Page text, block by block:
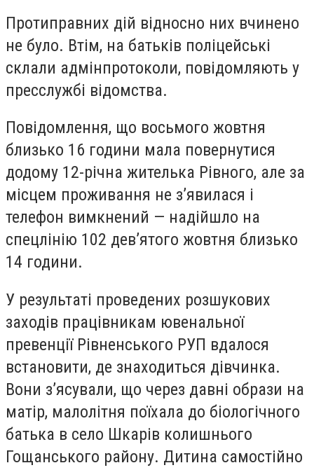
Протиправних дій відносно них вчинено
не було. Втім, на батьків поліцейські
склали адмінпротоколи, повідомляють у
пресслужбі відомства.
Повідомлення, що восьмого жовтня
близько 16 години мала повернутися
додому 12-річна жителька Рівного, але за
місцем проживання не з’явилася і
телефон вимкнений — надійшло на
спецлінію 102 дев’ятого жовтня близько
14 години.
У результаті проведених розшукових
заходів працівникам ювенальної
превенції Рівненського РУП вдалося
встановити, де знаходиться дівчинка.
Вони з’ясували, що через давні образи на
матір, малолітня поїхала до біологічного
батька в село Шкарів колишнього
Гощанського району. Дитина самостійно